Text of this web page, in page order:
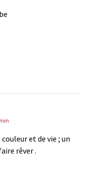
et de vie ; un
rêver .